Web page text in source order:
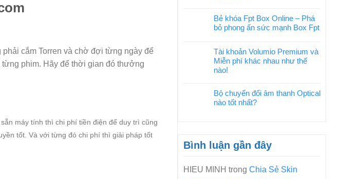
cắm Torren và chờ đợi từng ngày để
phim. Hãy để thời gian đó thưởng
máy tính thì chi phí tiền điện để duy trì cũng
tốt. Và với từng đó chi phí thì giải pháp tốt
Bẻ khóa Fpt Box Online – Phá
bỏ phong ấn sức mạnh Box Fpt
Tài khoản Volumio Premium và
Miễn phí khác nhau như thế
nào!
Bộ chuyển đổi âm thanh Optical
nào tốt nhất?
Bình luận gần đây
HIEU MINH trong Chia Sẻ Skin